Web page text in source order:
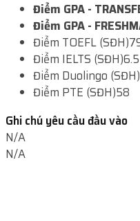
Điểm GPA -
Điểm GPA -
Điểm TOEFL (SĐH)
Điểm IELTS (SĐH)6.5
Điểm Duolingo (SĐH)
Điểm PTE (SĐH)58
Ghi chú yêu cầu đầu vào
N/A
N/A